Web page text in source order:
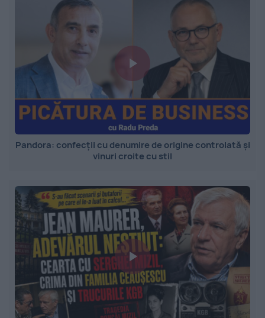
Pandora: confecții cu denumire de origine controlată și
vinuri croite cu stil